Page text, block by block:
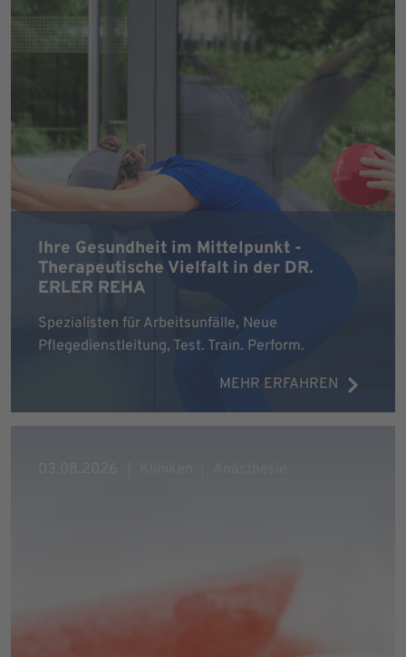
Ihre Gesundheit im Mittelpunkt -
Therapeutische Vielfalt in der DR.
ERLER REHA
Spezialisten für Arbeitsunfälle, Neue
Pflegedienstleitung, Test. Train. Perform.
MEHR ERFAHREN